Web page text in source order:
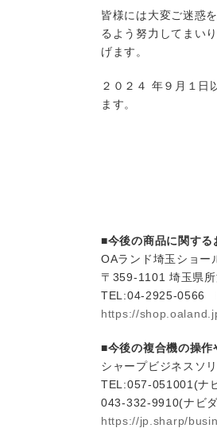
皆様には大変ご迷惑
るよう努力してまい
げます。
２０２４ 年９月１日
ます。
■今後の商品に関する
OAランド埼玉ショー
〒359-1101 埼玉県
TEL:04-2925-0566
https://
■今後の複合機の操作
シャープビジネスソ
TEL:057-051001(ナ
043-332-9910(ナビ
https://jp.sharp/